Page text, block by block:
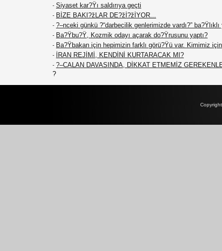
- Siyaset kar?Ÿı saldırıya geçti
- BİZE BAKI?žLAR DE?žİ?žİYOR...
- ?–nceki günkü ?“darbecilik genlerimizde vardı?”
- Ba?Ÿbu?Ÿ, Kozmik odayı açarak do?Ÿrusunu yaptı?
- Ba?Ÿbakan için hepimizin farklı görü?Ÿü var. Kimimiz
- İRAN REJİMİ, KENDİNİ KURTARACAK MI?
- ?–CALAN DAVASINDA, DİKKAT ETMEMİZ
?